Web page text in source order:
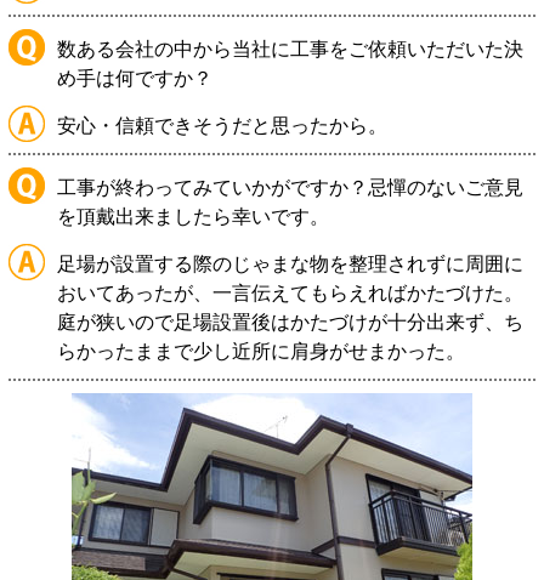
数ある会社の中から当社に工事をご依頼いただいた決
め手は何ですか？
安心・信頼できそうだと思ったから。
工事が終わってみていかがですか？忌憚のないご意見
を頂戴出来ましたら幸いです。
足場が設置する際のじゃまな物を整理されずに周囲に
おいてあったが、一言伝えてもらえればかたづけた。
庭が狭いので足場設置後はかたづけが十分出来ず、ち
らかったままで少し近所に肩身がせまかった。